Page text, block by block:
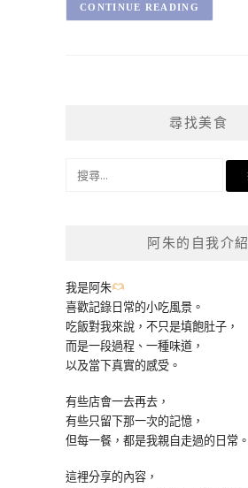
CONTINUE READING
尋找美食
阿朱的自我介紹
我是阿朱
喜歡記錄日常的小吃風景。
吃飯對我來說，不只是填飽肚子，
而是一段過程、一種味道，
以及當下真實的感受。
有些店會一去再去，
有些只留下那一次的記憶，
但每一餐，都是我親自走過的日常。
這裡分享的內容，